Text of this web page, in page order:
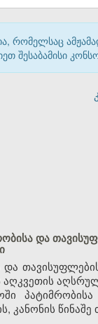
რომელსაც
შესაბამისი
და
და
კანონის